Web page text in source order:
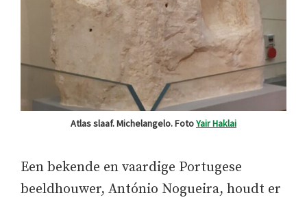
Atlas slaaf. Michelangelo. FotoYair Haklai
Een bekende en vaardige Portugese
beeldhouwer, António Nogueira, houdt er